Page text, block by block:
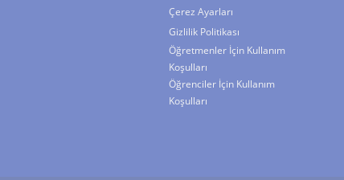
Çerez Ayarları
Gizlilik Politikası
Öğretmenler İçin Kullanım
Koşulları
Öğrenciler İçin Kullanım
Koşulları